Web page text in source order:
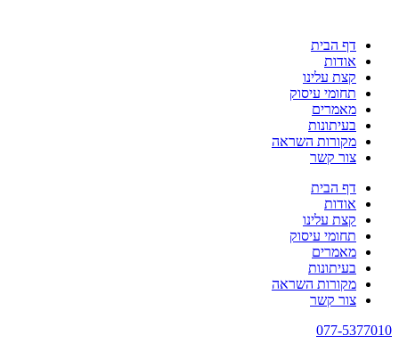
דף הבית
אודות
קצת עלינו
תחומי עיסוק
מאמרים
בעיתונות
מקורות השראה
צור קשר
דף הבית
אודות
קצת עלינו
תחומי עיסוק
מאמרים
בעיתונות
מקורות השראה
צור קשר
077-5377010